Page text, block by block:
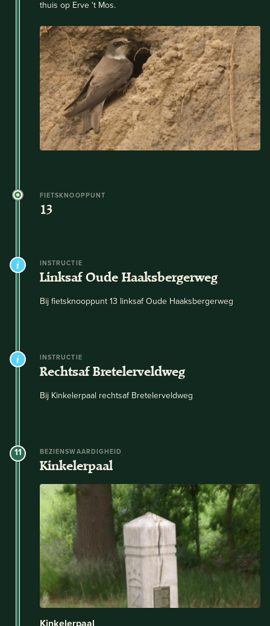
thuis op Erve 't Mos.
FIETSKNOOPPUNT
13
INSTRUCTIE
Linksaf Oude Haaksbergerweg
Bij fietsknooppunt 13 linksaf Oude Haaksbergerweg
INSTRUCTIE
Rechtsaf Bretelerveldweg
Bij Kinkelerpaal rechtsaf Bretelerveldweg
11 BEZIENSWAARDIGHEID
Kinkelerpaal